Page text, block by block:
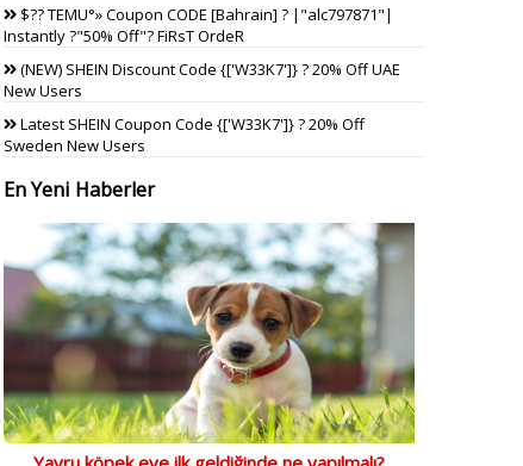
$?? TEMU°» Coupon CODE [Bahrain] ? |"alc797871"|
Instantly ?"50% Off"? FiRsT OrdeR
(NEW) SHEIN Discount Code {['W33K7']} ? 20% Off UAE
New Users
Latest SHEIN Coupon Code {['W33K7']} ? 20% Off
Sweden New Users
En Yeni Haberler